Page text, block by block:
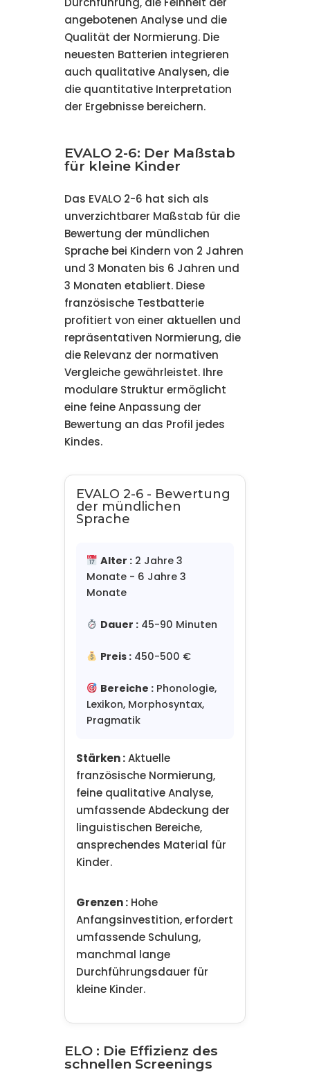
angebotenen Analyse und die
Qualität der Normierung. Die
neuesten Batterien integrieren
auch qualitative Analysen, die
die quantitative Interpretation
der Ergebnisse bereichern.
EVALO 2-6: Der Maßstab
für kleine Kinder
Das EVALO 2-6 hat sich als
unverzichtbarer Maßstab für die
Bewertung der mündlichen
Sprache bei Kindern von 2 Jahren
und 3 Monaten bis 6 Jahren und
3 Monaten etabliert. Diese
französische Testbatterie
profitiert von einer aktuellen und
repräsentativen Normierung, die
die Relevanz der normativen
Vergleiche gewährleistet. Ihre
modulare Struktur ermöglicht
eine feine Anpassung der
Bewertung an das Profil jedes
Kindes.
EVALO 2-6 - Bewertung
der mündlichen
Sprache
Alter : 2 Jahre 3
Monate - 6 Jahre 3
Monate
Dauer : 45-90 Minuten
Preis : 450-500 €
Bereiche : Phonologie,
Lexikon, Morphosyntax,
Pragmatik
Stärken :Aktuelle
französische Normierung,
feine qualitative Analyse,
umfassende Abdeckung der
linguistischen Bereiche,
ansprechendes Material für
Kinder.
Grenzen :Hohe
Anfangsinvestition, erfordert
umfassende Schulung,
manchmal lange
Durchführungsdauer für
kleine Kinder.
ELO : Die Effizienz des
schnellen Screenings